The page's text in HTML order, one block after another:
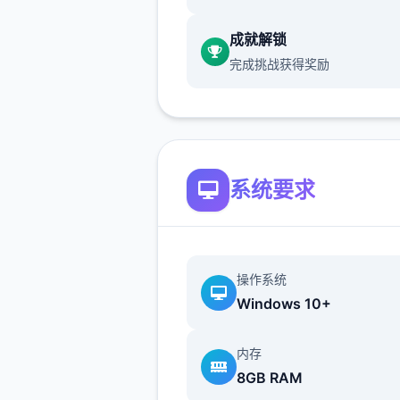
关于此程序
兵长提尔在大统壹战争中出色
现为他赢得了“长枪使提尔”的
成就解锁
完成挑战获得奖励
系统要求
操作系统
Windows 10+
内存
8GB RAM